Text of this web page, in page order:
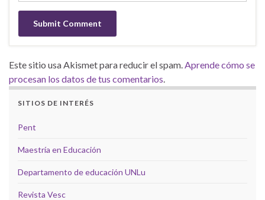
Este sitio usa Akismet para reducir el spam. Aprende cómo se
procesan los datos de tus comentarios
SITIOS DE INTERÉS
Pent
Maestría en Educación
Departamento de educación UNLu
Revista Vesc